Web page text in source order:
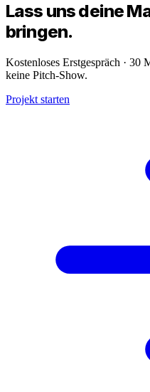
Lass uns deine
bringen.
Kostenloses Erstgespräch · 30
keine Pitch-Show.
Projekt starten